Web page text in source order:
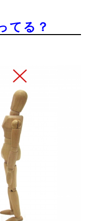
てる？